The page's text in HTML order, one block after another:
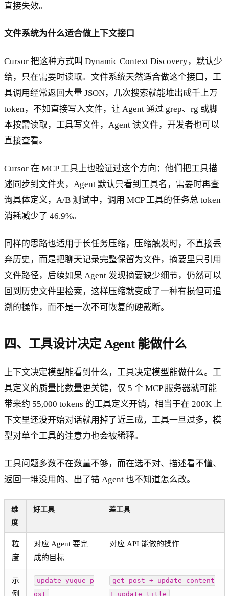
直接失效。
文件系统为什么适合做上下文接口
Cursor 把这种方式叫 Dynamic Context Discovery，默认少
给，只在需要时读取。文件系统天然适合做这个接口，工
具调用经常返回大量 JSON，几次搜索就能堆出成千上万
token，不如直接写入文件，让 Agent 通过 grep、rg 或脚
本按需读取，工具写文件，Agent 读文件，开发者也可以
直接查看。
Cursor 在 MCP 工具上也验证过这个方向：他们把工具描
述同步到文件夹，Agent 默认只看到工具名，需要时再查
询具体定义，A/B 测试中，调用 MCP 工具的任务总 token
消耗减少了 46.9%。
同样的思路也适用于长任务压缩，压缩触发时，不直接丢
弃历史，而是把聊天记录完整保留为文件，摘要里只引用
文件路径，后续如果 Agent 发现摘要缺少细节，仍然可以
回到历史文件里检索，这样压缩就变成了一种有损但可追
溯的操作，而不是一次不可恢复的硬截断。
四、工具设计决定 Agent 能做什么
上下文决定模型能看到什么，工具决定模型能做什么。工
具定义的质量比数量更关键，仅 5 个 MCP 服务器就可能
带来约 55,000 tokens 的工具定义开销，相当于在 200K 上
下文里还没开始对话就用掉了近三成，工具一旦过多，模
型对单个工具的注意力也会被稀释。
工具问题多数不在数量不够，而在选不对、描述看不懂、
返回一堆没用的、出了错 Agent 也不知道怎么改。
维
度
好工具 差工具
粒
度
对应 Agent 要完
成的目标
对应 API 能做的操作
示
例
update_yuque_p
ost
get_post + update_content
+ update_title